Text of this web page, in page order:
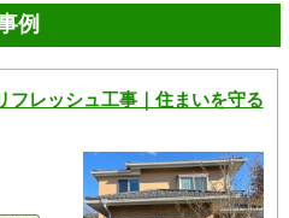
例
フレッシュ工事｜住まいを守る